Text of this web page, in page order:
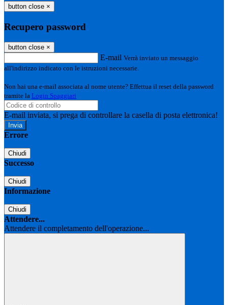
button close ×
Recupero password
button close ×
E-mail Verrà inviato un messaggio
all'indirizzo indicato con le istruzioni necessarie.
Non hai una e-mail associata al nome utente? Effettua il reset della password
tramite la Login Spaggiari
E-mail inviata, si prega di controllare la casella di posta elettronica!
Errore
Chiudi
Successo
Chiudi
Informazione
Chiudi
Attendere...
Attendere il completamento dell'operazione...